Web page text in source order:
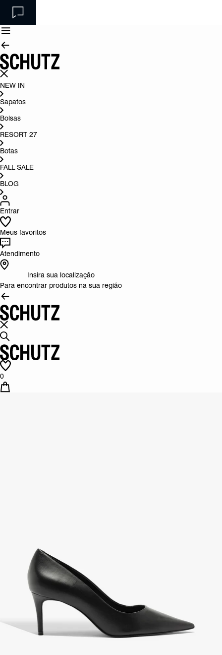
NEW IN
Sapatos
Bolsas
RESORT 27
Botas
FALL SALE
BLOG
Entrar
Meus favoritos
Atendimento
Insira sua localização
Para encontrar produtos na sua região
0